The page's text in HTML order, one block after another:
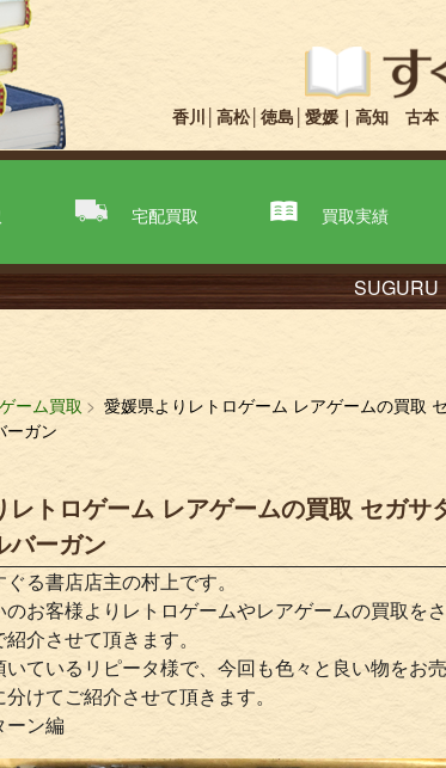
香川│高松│徳島│愛媛｜高知 古
宅配買取 買取実績
ゲーム買取
愛媛県よりレトロゲーム レアゲームの買取
ーガン
トロゲーム レアゲームの買取 セガサ
バーガン
る書店店主の村上です。
お客様よりレトロゲームやレアゲームの買取を
介させて頂きます。
ているリピータ様で、今回も色々と良い物をお売
けてご紹介させて頂きます。
ーン編